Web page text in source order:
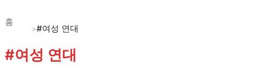
홈
>#여성 연대
#여성 연대